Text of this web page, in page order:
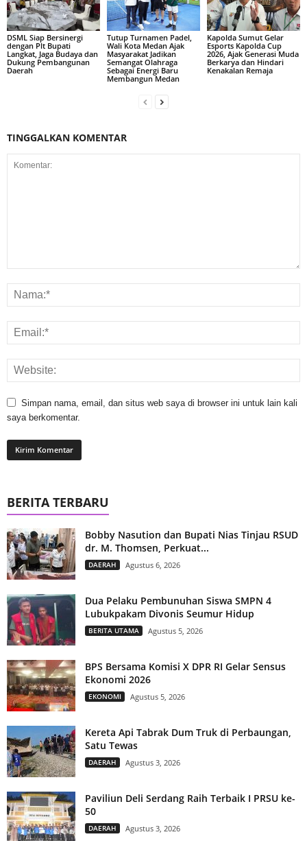
DSML Siap Bersinergi
dengan Plt Bupati
Langkat, Jaga Budaya dan
Dukung Pembangunan
Daerah
Tutup Turnamen Padel,
Wali Kota Medan Ajak
Masyarakat Jadikan
Semangat Olahraga
Sebagai Energi Baru
Membangun Medan
Kapolda Sumut Gelar
Esports Kapolda Cup
2026, Ajak Generasi Muda
Berkarya dan Hindari
Kenakalan Remaja
TINGGALKAN KOMENTAR
Simpan nama, email, dan situs web saya di browser ini untuk lain kali
saya berkomentar.
BERITA TERBARU
Bobby Nasution dan Bupati Nias Tinjau RSUD
dr. M. Thomsen, Perkuat...
DAERAH Agustus 6, 2026
Dua Pelaku Pembunuhan Siswa SMPN 4
Lubukpakam Divonis Seumur Hidup
BERITA UTAMA Agustus 5, 2026
BPS Bersama Komisi X DPR RI Gelar Sensus
Ekonomi 2026
EKONOMI Agustus 5, 2026
Kereta Api Tabrak Dum Truk di Perbaungan,
Satu Tewas
DAERAH Agustus 3, 2026
Paviliun Deli Serdang Raih Terbaik I PRSU ke-
50
DAERAH Agustus 3, 2026